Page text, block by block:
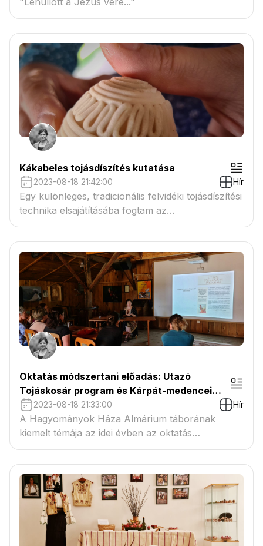
Kákabeles tojásdíszítés kutatása
2023-08-18 21:42:00 Hír
Egy különleges, tradicionális felvidéki tojásdíszítési
technika elsajátításába fogtam az
ösztöndíjprogram keretében.
Oktatás módszertani előadás: Utazó
Tojáskosár program és Kárpát-medencei
tojásíró kaláka
2023-08-18 21:33:00 Hír
A Hagyományok Háza Almárium táborának
kiemelt témája az idei évben az oktatás
módszertana volt. Két általam életre hívott
program működését mutathattam be a tábor
szakmai közönségének.